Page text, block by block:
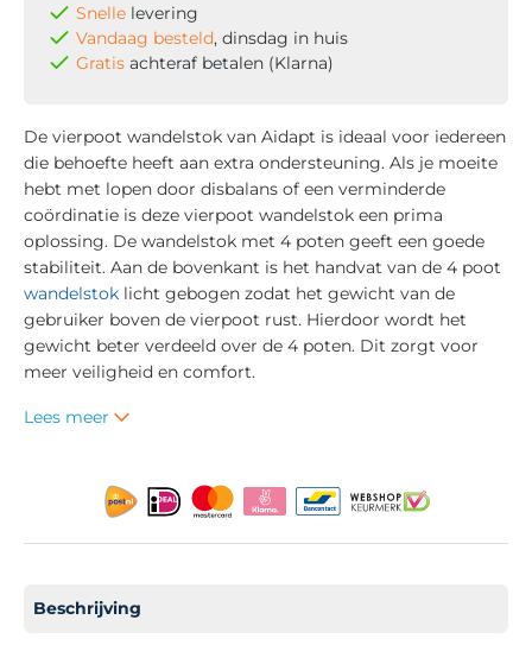
Snelle levering
Vandaag besteld, dinsdag in huis
Gratis achteraf betalen (Klarna)
De vierpoot wandelstok van Aidapt is ideaal voor iedereen
die behoefte heeft aan extra ondersteuning. Als je moeite
hebt met lopen door disbalans of een verminderde
coördinatie is deze vierpoot wandelstok een prima
oplossing. De wandelstok met 4 poten geeft een goede
stabiliteit. Aan de bovenkant is het handvat van de 4 poot
wandelstok licht gebogen zodat het gewicht van de
gebruiker boven de vierpoot rust. Hierdoor wordt het
gewicht beter verdeeld over de 4 poten. Dit zorgt voor
meer veiligheid en comfort.
Lees meer
Beschrijving